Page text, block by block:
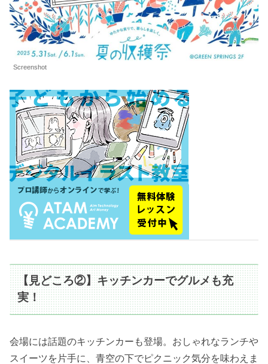
Screenshot
【見どころ②】キッチンカーでグルメも充
実！
会場には話題のキッチンカーも登場。おしゃれなランチや
スイーツを片手に、青空の下でピクニック気分を味わえま